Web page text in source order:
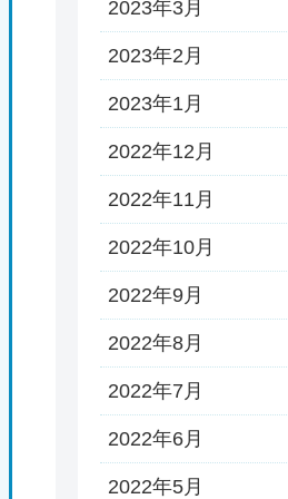
2023年3月
2023年2月
2023年1月
2022年12月
2022年11月
2022年10月
2022年9月
2022年8月
2022年7月
2022年6月
2022年5月